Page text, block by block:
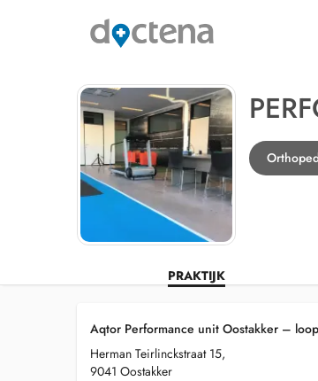
PRAKTIJK
Aqtor Performance unit Oostakker –
Herman Teirlinckstraat 15,
9041 Oostakker